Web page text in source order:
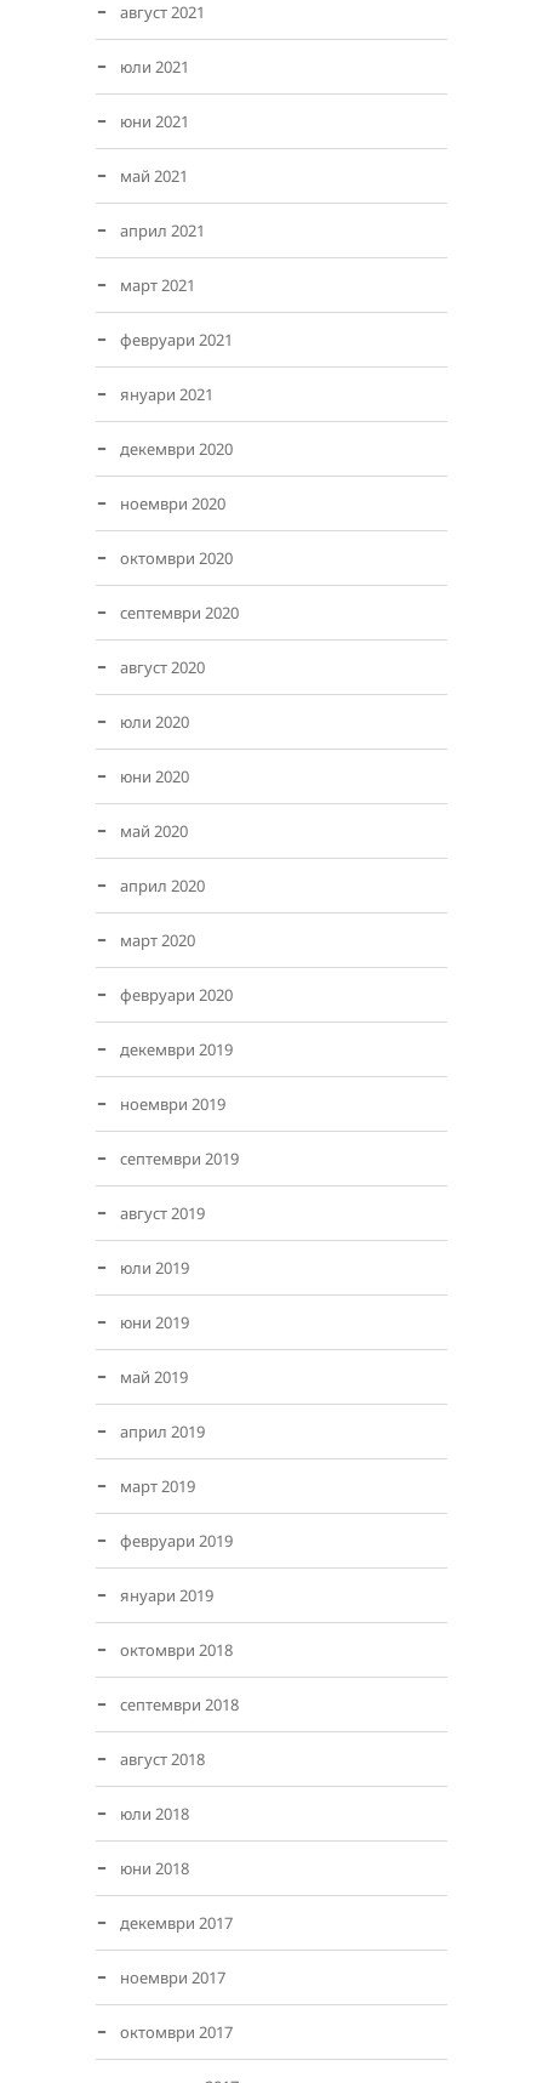
август 2021
юли 2021
юни 2021
май 2021
април 2021
март 2021
февруари 2021
януари 2021
декември 2020
ноември 2020
октомври 2020
септември 2020
август 2020
юли 2020
юни 2020
май 2020
април 2020
март 2020
февруари 2020
декември 2019
ноември 2019
септември 2019
август 2019
юли 2019
юни 2019
май 2019
април 2019
март 2019
февруари 2019
януари 2019
октомври 2018
септември 2018
август 2018
юли 2018
юни 2018
декември 2017
ноември 2017
октомври 2017